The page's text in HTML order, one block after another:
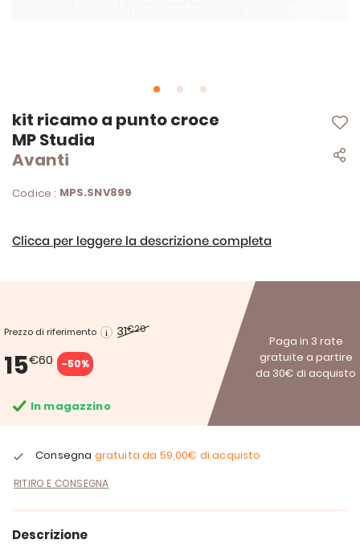
kit ricamo a punto croce
MP Studia
Avanti
Codice : MPS.SNV899
Clicca per leggere la descrizione completa
Prezzo di riferimento 31€20
15€60 -50%
Paga in 3 rate
gratuite a partire
da 30€ di acquisto
In magazzino
Consegna gratuita da 59,00€ di acquisto
RITIRO E CONSEGNA
Vai
all'inizio
della
galleria
immagini
Descrizione